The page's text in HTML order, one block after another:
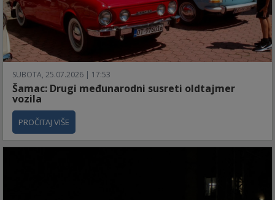
SUBOTA, 25.07.2026 | 17:53
Šamac: Drugi međunarodni susreti oldtajmer
vozila
PROČITAJ VIŠE